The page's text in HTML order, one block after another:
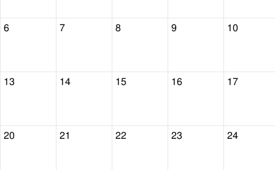
6 7 8 9 10
13 14 15 16 17
20 21 22 23 24